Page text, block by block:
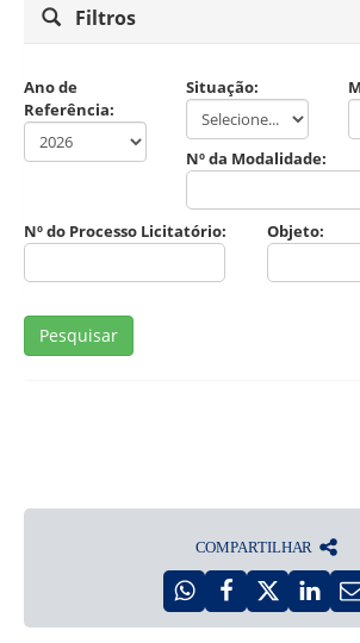
COMPARTILHAR